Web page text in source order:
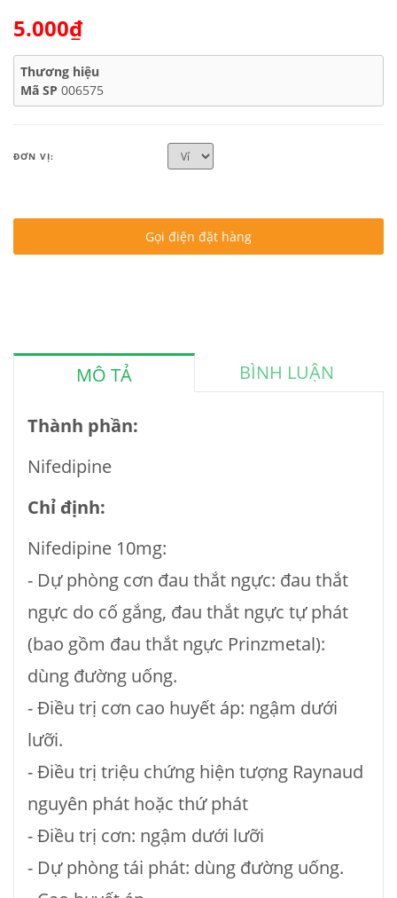
5.000₫
Thương hiệu
Mã SP 006575
ĐƠN VỊ:
Gọi điện đặt hàng
MÔ TẢ BÌNH LUẬN
Thành phần:
Nifedipine
Chỉ định:
Nifedipine 10mg:
- Dự phòng cơn đau thắt ngực: đau thắt
ngực do cố gắng, đau thắt ngực tự phát
(bao gồm đau thắt ngực Prinzmetal):
dùng đường uống.
- Ðiều trị cơn cao huyết áp: ngậm dưới
lưỡi.
- Ðiều trị triệu chứng hiện tượng Raynaud
nguyên phát hoặc thứ phát
- Điều trị cơn: ngậm dưới lưỡi
- Dự phòng tái phát: dùng đường uống.